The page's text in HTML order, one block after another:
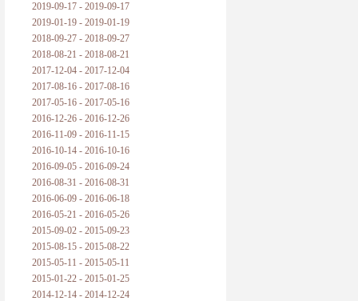
2019-09-17 - 2019-09-17
2019-01-19 - 2019-01-19
2018-09-27 - 2018-09-27
2018-08-21 - 2018-08-21
2017-12-04 - 2017-12-04
2017-08-16 - 2017-08-16
2017-05-16 - 2017-05-16
2016-12-26 - 2016-12-26
2016-11-09 - 2016-11-15
2016-10-14 - 2016-10-16
2016-09-05 - 2016-09-24
2016-08-31 - 2016-08-31
2016-06-09 - 2016-06-18
2016-05-21 - 2016-05-26
2015-09-02 - 2015-09-23
2015-08-15 - 2015-08-22
2015-05-11 - 2015-05-11
2015-01-22 - 2015-01-25
2014-12-14 - 2014-12-24